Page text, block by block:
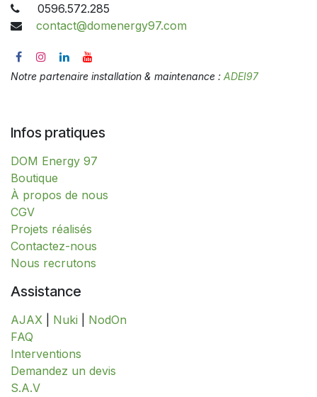
0596.572.285
contact@domenergy97.com
Notre partenaire installation & maintenance : ADEI97
Infos pratiques
DOM Energy 97
​​​​​​​​​​​​​​​​​​​​​​​​​​​​​​​​​​​​​​​​​​​​​​​​​​​​​​​​​​​​​​​​​​​​​​​B​o​ut​i​q​u​e​
À propos de nous
CGV
Projets réalisés
Contactez-nous
Nous recrutons
Assistance
AJAX Nuki
NodOn
FAQ
Interventions
​​​​​​​​​​​​​​​​​​​​​​​​​D​​e​m​a​n​d​e​z​ ​u​n​ ​d​e​v​i​s
S.A.V